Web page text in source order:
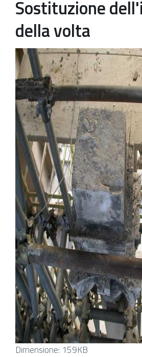
Patrimonio
Ufficio
Ufficio
Servizi
Galleria
Contatti
Sostituzione
della volta
Clicca
Dimensione: 159KB